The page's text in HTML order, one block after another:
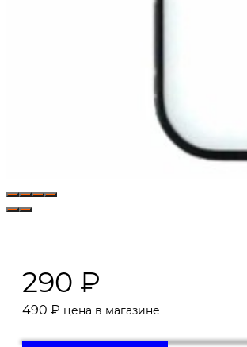
290 ₽
490 ₽ цена в магазине